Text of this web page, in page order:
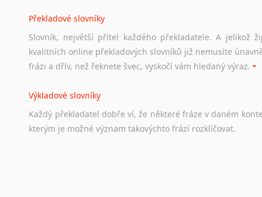
Práce v Austrálii
Odkazy poskytující cenné informace nekomerčního
hledat práci na internetu případně osobní zkušenosti
Hledáte-li
práci
stejná obecná pravidla, jako pro český životopis. Tak dost
Překladové slovníky
Slovník, největší přítel každého překladatele. A jelikož
kvalitních online překladových slovníků již nemusíte
frázi a dřív, než řeknete švec, vyskočí vám hledaný výraz.
Výkladové slovníky
Každý překladatel dobře ví, že některé fráze v daném
kterým je možné význam takovýchto frází rozklíčovat.